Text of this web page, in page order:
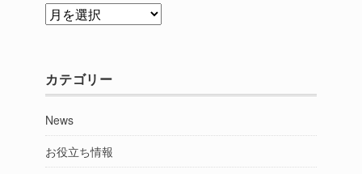
月
カテゴリー
News
お役立ち情報